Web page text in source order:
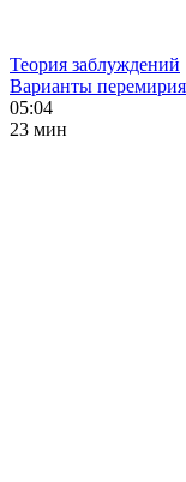
Теория заблуждений
Варианты
05:04
23 мин